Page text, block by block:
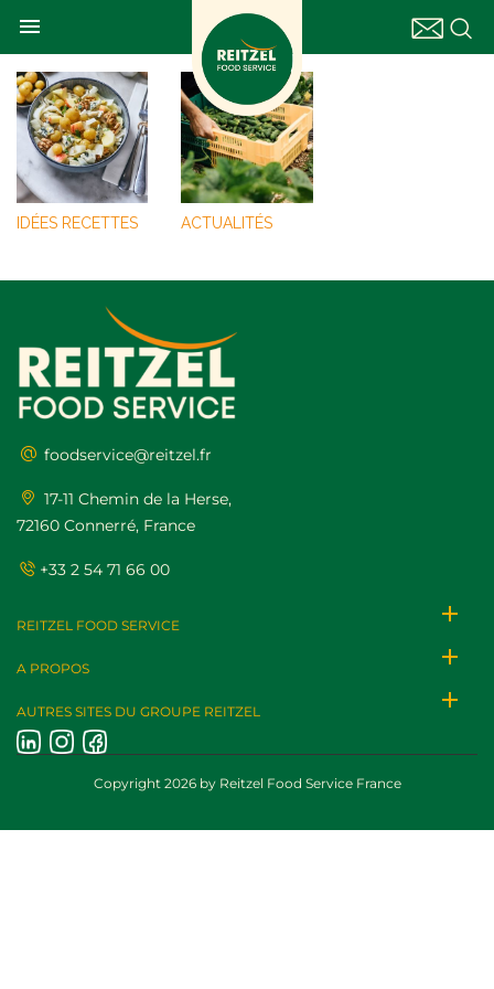

IDÉES RECETTES ACTUALITÉS
foodservice@reitzel.fr
17-11 Chemin de la Herse,
72160 Connerré, France
+33 2 54 71 66 00
add
REITZEL FOOD SERVICE
add
A PROPOS
add
AUTRES SITES DU GROUPE REITZEL
Copyright 2026 by Reitzel Food Service France